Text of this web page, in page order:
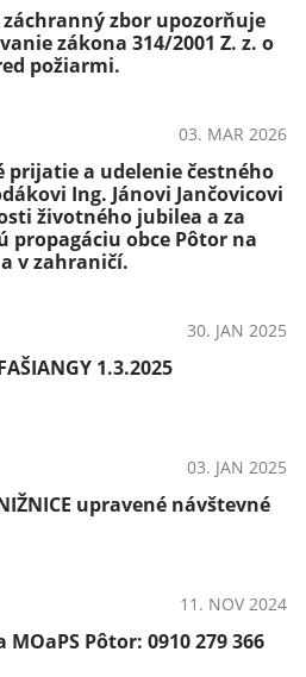
záchranný zbor upozorňuje
zákona 314/2001 Z. z. o
požiarmi.
03. MAR 2026
prijatie a udelenie čestného
Ing. Jánovi Jančovicovi
životného jubilea a za
propagáciu obce Pôtor na
v zahraničí.
30. JAN 2025
1.3.2025
03. JAN 2025
upravené návštevné
11. NOV 2024
Pôtor: 0910 279 366